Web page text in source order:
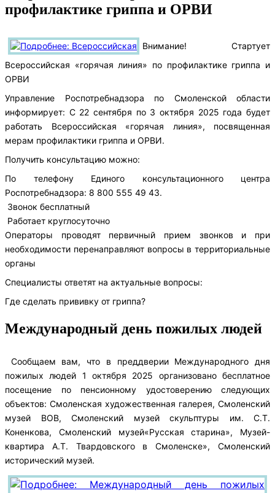
профилактике гриппа и ОРВИ
Внимание! Стартует
Всероссийская «горячая линия» по профилактике гриппа и
ОРВИ
Управление Роспотребнадзора по Смоленской области
информирует: С 22 сентября по 3 октября 2025 года будет
работать Всероссийская «горячая линия», посвященная
мерам профилактики гриппа и ОРВИ.
Получить консультацию можно:
По телефону Единого консультационного центра
Роспотребнадзора: 8 800 555 49 43.
Звонок бесплатный
Работает круглосуточно
Операторы проводят первичный прием звонков и при
необходимости перенаправляют вопросы в территориальные
органы
Специалисты ответят на актуальные вопросы:
Где сделать прививку от гриппа?
Международный день пожилых людей
Сообщаем вам, что в преддверии Международного дня
пожилых людей 1 октября 2025 организовано бесплатное
посещение по пенсионному удостоверению следующих
объектов: Смоленская художественная галерея, Смоленский
музей ВОВ, Смоленский музей скульптуры им. С.Т.
Коненкова, Смоленский музей«Русская старина», Музей-
квартира А.Т. Твардовского в Смоленске», Смоленский
исторический музей.